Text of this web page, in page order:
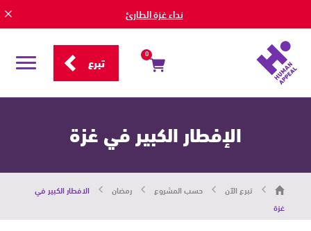
نداء غزة الطارئ
0 تبرع
قائمة
الإفطار الكبير في غزة
هيومان
أبيل
من
تبرع الآن حسب المشروع رمضان
الافطار الكبير في
غزة